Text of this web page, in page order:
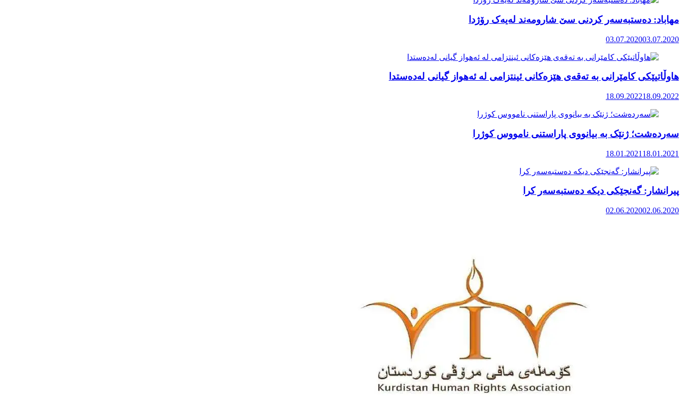
مهاباد: دەستبەسەر کردنی سێ شارومەند لەیەک رۆژدا
03.07.202003.07.2020
هاوڵاتیێکی کامێرانی بە تەقەی هێزەکانی ئینتزامی لە ئەهواز گیانی لەدەستدا
18.09.202218.09.2022
سەردەشت؛ ژنێک بە بیانووی پاراستنی نامووس کوژرا
18.01.2021 18.01.2021
پیرانشار: گەنجێکی دیکە دەستبەسەر کرا
02.06.202002.06.2020